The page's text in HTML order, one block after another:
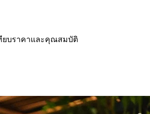
ทียบราคาและคุณสมบัติ